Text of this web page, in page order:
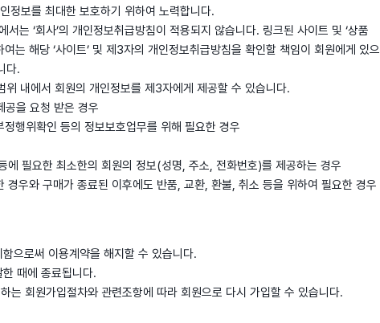
정보를 최대한 보호하기 위하여 노력합니다.
서는 ‘회사’의 개인정보취급방침이 적용되지 않습니다. 링크된 사이트 및 ‘상품
는 해당 ‘사이트’ 및 제3자의 개인정보취급방침을 확인할 책임이 회원에게 있으
다.
위 내에서 회원의 개인정보를 제3자에게 제공할 수 있습니다.
공을 요청 받은 경우
행위확인 등의 정보보호업무를 위해 필요한 경우
에 필요한 최소한의 회원의 정보(성명, 주소, 전화번호)를 제공하는 경우
경우와 구매가 종료된 이후에도 반품, 교환, 환불, 취소 등을 위하여 필요한 경우
으로써 이용계약을 해지할 수 있습니다.
한 때에 종료됩니다.
는 회원가입절차와 관련조항에 따라 회원으로 다시 가입할 수 있습니다.